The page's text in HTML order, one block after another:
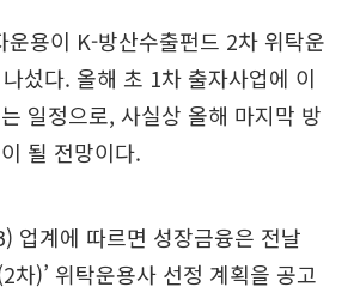
운용이 K-방산수출펀드 2차 위탁운
섰다. 올해 초 1차 출자사업에 이
일정으로, 사실상 올해 마지막 방
될 전망이다.
업계에 따르면 성장금융은 전날
차)’ 위탁운용사 선정 계획을 공고